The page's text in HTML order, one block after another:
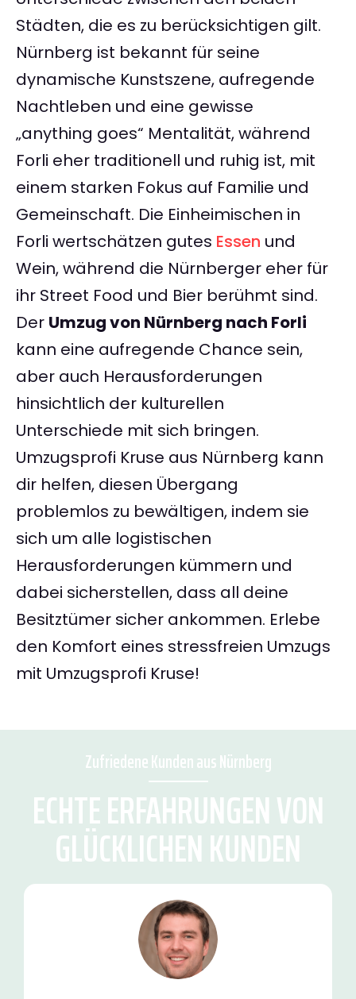
Städten, die es zu berücksichtigen gilt.
Nürnberg ist bekannt für seine
dynamische Kunstszene, aufregende
Nachtleben und eine gewisse
„anything goes“ Mentalität, während
Forli eher traditionell und ruhig ist, mit
einem starken Fokus auf Familie und
Gemeinschaft. Die Einheimischen in
Forli wertschätzen gutes Essen und
Wein, während die Nürnberger eher für
ihr Street Food und Bier berühmt sind.
Der Umzug von Nürnberg nach Forli
kann eine aufregende Chance sein,
aber auch Herausforderungen
hinsichtlich der kulturellen
Unterschiede mit sich bringen.
Umzugsprofi Kruse aus Nürnberg kann
dir helfen, diesen Übergang
problemlos zu bewältigen, indem sie
sich um alle logistischen
Herausforderungen kümmern und
dabei sicherstellen, dass all deine
Besitztümer sicher ankommen. Erlebe
den Komfort eines stressfreien Umzugs
mit Umzugsprofi Kruse!
Zufriedene Kunden aus Nürnberg
ECHTE ERFAHRUNGEN VON
GLÜCKLICHEN KUNDEN